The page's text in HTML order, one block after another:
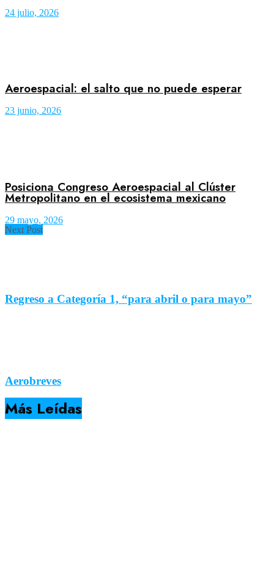
24 julio, 2026
Aeroespacial: el salto que no puede esperar
23 junio, 2026
Posiciona Congreso Aeroespacial al Clúster
Metropolitano en el ecosistema mexicano
29 mayo, 2026
Next Post
Regreso a Categoría 1, “para abril o para mayo”
Aerobreves
Más Leídas